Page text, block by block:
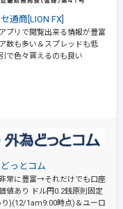
通商[LION FX]
プリで閲覧出来る情報が豊富
数も多い＆スプレッドも低
で色々貰えるのも良い
っとコム
常に豊富→それだけでも口座
値あり
ドル円0.2銭原則固定
り)(12/1am9:00時点)＆ユーロ